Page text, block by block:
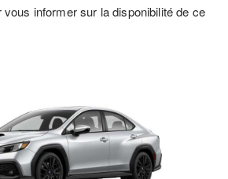
informer sur la disponibilité de ce